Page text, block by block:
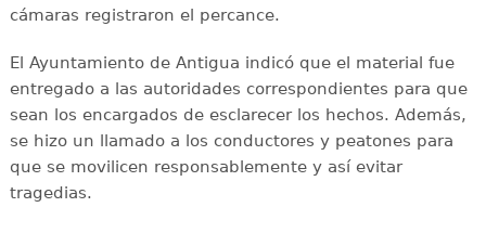
cámaras registraron el percance.
El Ayuntamiento de Antigua indicó que el material fue
entregado a las autoridades correspondientes para que
sean los encargados de esclarecer los hechos. Además,
se hizo un llamado a los conductores y peatones para
que se movilicen responsablemente y así evitar
tragedias.